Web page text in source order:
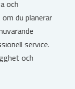
och
du planerar
service.
och